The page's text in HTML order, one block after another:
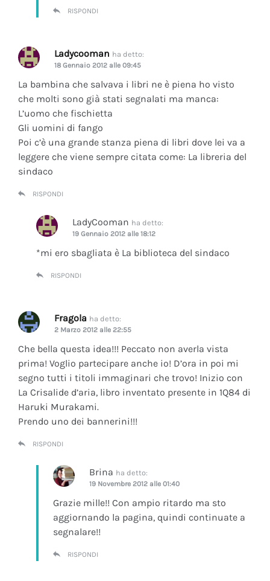
RISPONDI
Ladycooman ha detto:
18 Gennaio 2012 alle 09:45
La bambina che salvava i libri ne è piena ho visto
che molti sono già stati segnalati ma manca:
L’uomo che fischietta
Gli uomini di fango
Poi c’è una grande stanza piena di libri dove lei va a
leggere che viene sempre citata come: La libreria del
sindaco
RISPONDI
LadyCooman ha detto:
19 Gennaio 2012 alle 18:12
*mi ero sbagliata è La biblioteca del sindaco
RISPONDI
Fragola ha detto:
2 Marzo 2012 alle 22:55
Che bella questa idea!!! Peccato non averla vista
prima! Voglio partecipare anche io! D’ora in poi mi
segno tutti i titoli immaginari che trovo! Inizio con
La Crisalide d’aria, libro inventato presente in 1Q84 di
Haruki Murakami.
Prendo uno dei bannerini!!!
RISPONDI
Brina ha detto:
19 Novembre 2012 alle 01:40
Grazie mille!! Con ampio ritardo ma sto
aggiornando la pagina, quindi continuate a
segnalare!!
RISPONDI